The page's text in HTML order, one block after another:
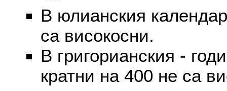
В юлианския
са високосни.
В григорианския -
кратни на 400 не са